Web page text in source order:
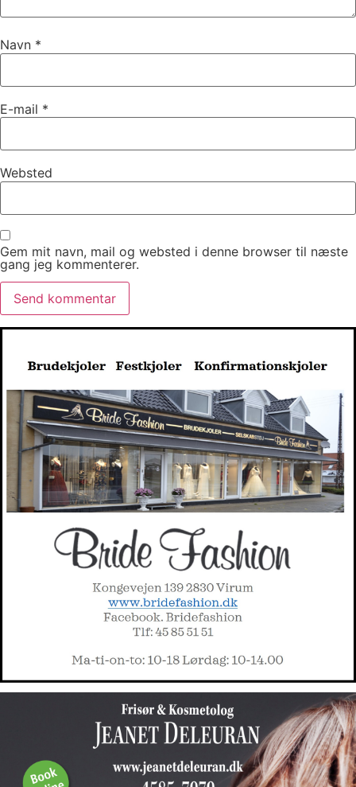
Navn *
E-mail *
Websted
Gem mit navn, mail og websted i denne browser til næste
gang jeg kommenterer.